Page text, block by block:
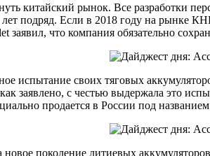
китайский рынок. Все разработки
лет подряд. Если в 2018 году на рынке
заявил, что компания обязательно
испытание своих тяговых
заявлено, с честью выдержала это
продается в России под
новое поколение литиевых